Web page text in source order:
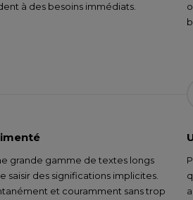
à des besoins immédiats.
grande gamme de textes longs
saisir des significations implicites.
et couramment sans trop